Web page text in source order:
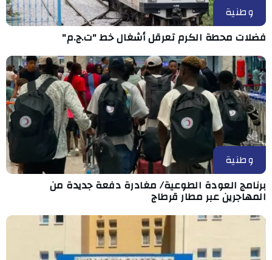
وطنية
فضلات محطة الكرم تعرقل أشغال خط "ت.ج.م"
وطنية
برنامج العودة الطوعية/ مغادرة دفعة جديدة من
المهاجرين عبر مطار قرطاج